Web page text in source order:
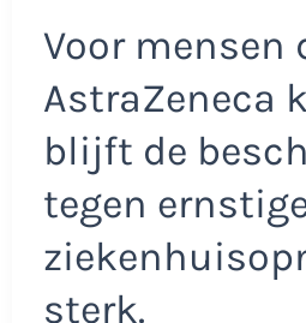
Voor mensen
AstraZeneca
blijft de
tegen
sterk.